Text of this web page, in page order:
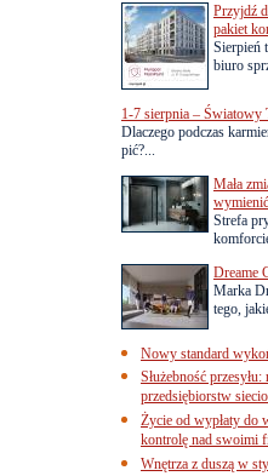
Przyjdź
pakiet
Sierpień
biuro
1-7 sierpnia – Światowy
Dlaczego podczas
pić?...
Mała
Strefa
Dreame
Marka
tego,
Nowy standard
Służebność
przedsiębiorstw
Życie od wypłaty do
kontrolę nad swoimi
Wnętrza z duszą w